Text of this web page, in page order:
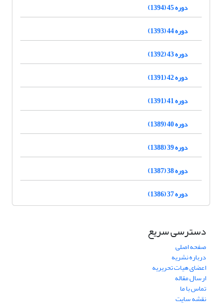
دوره 45 (1394)
دوره 44 (1393)
دوره 43 (1392)
دوره 42 (1391)
دوره 41 (1391)
دوره 40 (1389)
دوره 39 (1388)
دوره 38 (1387)
دوره 37 (1386)
دسترسی سریع
صفحه اصلی
درباره نشریه
اعضای هیات تحریریه
ارسال مقاله
تماس با ما
نقشه سایت